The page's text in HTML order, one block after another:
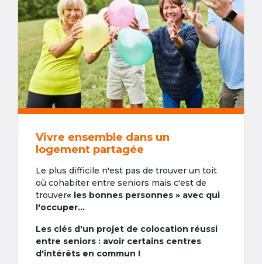
Vivre ensemble dans un
logement partagée
Le plus difficile n'est pas de trouver un toit
où cohabiter entre seniors mais c'est de
trouver« les bonnes personnes » avec qui
l'occuper...
Les clés d'un projet de colocation réussi
entre seniors : avoir certains centres
d'intérêts en commun !